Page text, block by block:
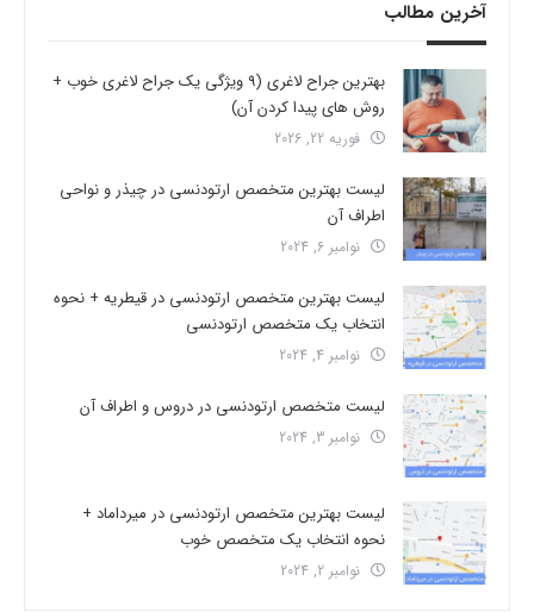
آخرین مطالب
بهترین جراح لاغری (9 ویژگی یک جراح لاغری خوب +
روش های پیدا کردن آن)
فوریه 22, 2026
لیست بهترین متخصص ارتودنسی در چیذر و نواحی
اطراف آن
نوامبر 6, 2024
لیست بهترین متخصص ارتودنسی در قیطریه + نحوه
انتخاب یک متخصص ارتودنسی
نوامبر 4, 2024
لیست متخصص ارتودنسی در دروس و اطراف آن
نوامبر 3, 2024
لیست بهترین متخصص ارتودنسی در میرداماد +
نحوه انتخاب یک متخصص خوب
نوامبر 2, 2024